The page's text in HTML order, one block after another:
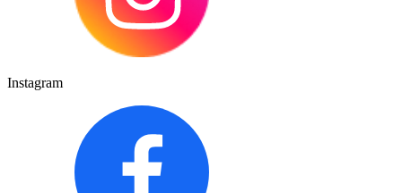
Instagram